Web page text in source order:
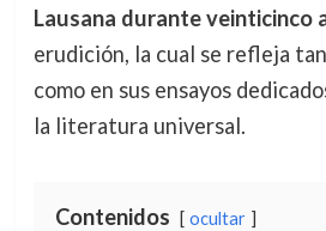
Lausana durante veinticinco
erudición, la cual se refleja
como en sus ensayos
la literatura universal.
Contenidos ocultar